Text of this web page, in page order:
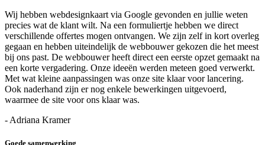
Wij hebben webdesignkaart via Google gevonden en jullie weten
precies wat de klant wilt. Na een formuliertje hebben we direct
verschillende offertes mogen ontvangen. We zijn zelf in kort overleg
gegaan en hebben uiteindelijk de webbouwer gekozen die het meest
bij ons past. De webbouwer heeft direct een eerste opzet gemaakt na
een korte vergadering. Onze ideeën werden meteen goed verwerkt.
Met wat kleine aanpassingen was onze site klaar voor lancering.
Ook naderhand zijn er nog enkele bewerkingen uitgevoerd,
waarmee de site voor ons klaar was.
- Adriana Kramer
Goede samenwerking